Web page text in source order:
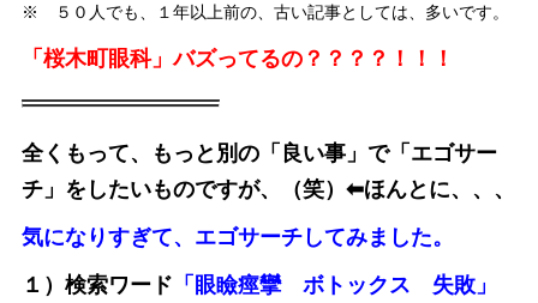
※ ５０人でも、１年以上前の、古い記事としては、多いです。
「桜木町眼科」バズってるの？？？？！！！
全くもって、もっと別の「良い事」で「エゴサー
チ」をしたいものですが、（笑）⬅︎ほんとに、、、
気になりすぎて、エゴサーチしてみました。
１）検索ワード 「眼瞼痙攣 ボトックス 失敗」